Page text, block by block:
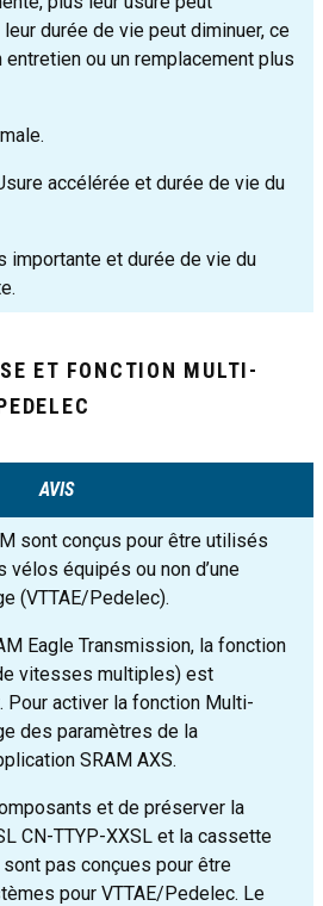
durée de vie peut diminuer, ce
ou un remplacement plus
accélérée et durée de vie du
importante et durée de vie du
ET FONCTION MULTI-
AVIS
sont conçus pour être utilisés
équipés ou non d’une
(VTTAE/Pedelec).
Eagle Transmission, la fonction
vitesses multiples) est
Pour activer la fonction Multi-
des paramètres de la
SRAM AXS.
et de préserver la
CN-TTYP-XXSL et la cassette
pas conçues pour être
pour VTTAE/Pedelec. Le